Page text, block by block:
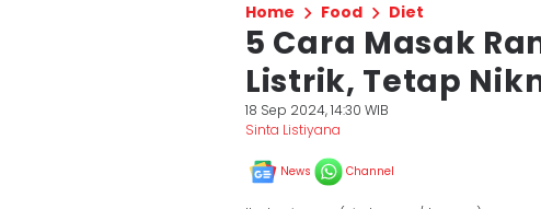
Home Food Diet
5 Cara Masak
Listrik, Tetap
18 Sep 2024, 14:30 WIB
Sinta Listiyana
News Channel